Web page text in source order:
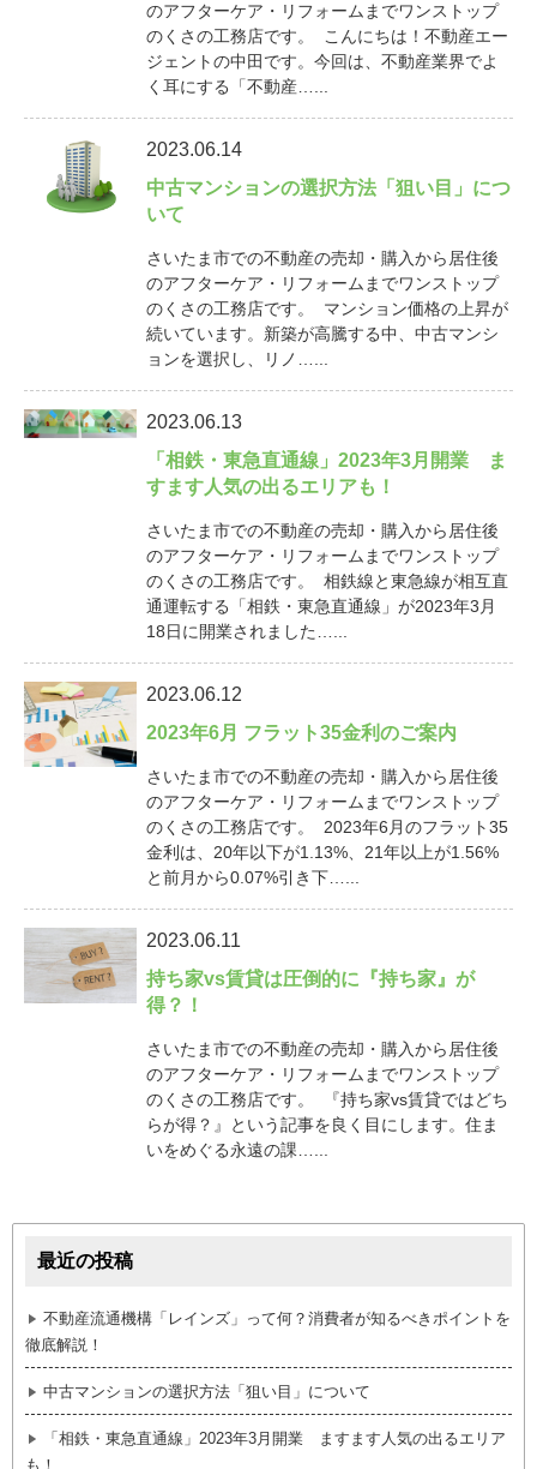
のアフターケア・リフォームまでワンストップ
のくさの工務店です。 こんにちは！不動産エー
ジェントの中田です。今回は、不動産業界でよ
く耳にする「不動産…...
2023.06.14
中古マンションの選択方法「狙い目」につ
いて
さいたま市での不動産の売却・購入から居住後
のアフターケア・リフォームまでワンストップ
のくさの工務店です。 マンション価格の上昇が
続いています。新築が高騰する中、中古マンシ
ョンを選択し、リノ…...
2023.06.13
「相鉄・東急直通線」2023年3月開業 ま
すます人気の出るエリアも！
さいたま市での不動産の売却・購入から居住後
のアフターケア・リフォームまでワンストップ
のくさの工務店です。 相鉄線と東急線が相互直
通運転する「相鉄・東急直通線」が2023年3月
18日に開業されました…...
2023.06.12
2023年6月 フラット35金利のご案内
さいたま市での不動産の売却・購入から居住後
のアフターケア・リフォームまでワンストップ
のくさの工務店です。 2023年6月のフラット35
金利は、20年以下が1.13%、21年以上が1.56%
と前月から0.07%引き下…...
2023.06.11
持ち家vs賃貸は圧倒的に『持ち家』が
得？！
さいたま市での不動産の売却・購入から居住後
のアフターケア・リフォームまでワンストップ
のくさの工務店です。 『持ち家vs賃貸ではどち
らが得？』という記事を良く目にします。住ま
いをめぐる永遠の課…...
最近の投稿
不動産流通機構「レインズ」って何？消費者が知るべきポイントを
徹底解説！
中古マンションの選択方法「狙い目」について
「相鉄・東急直通線」2023年3月開業 ますます人気の出るエリア
も！